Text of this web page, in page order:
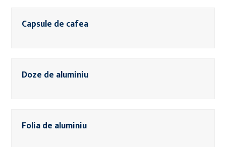
Capsule de cafea
Doze de aluminiu
Folia de aluminiu